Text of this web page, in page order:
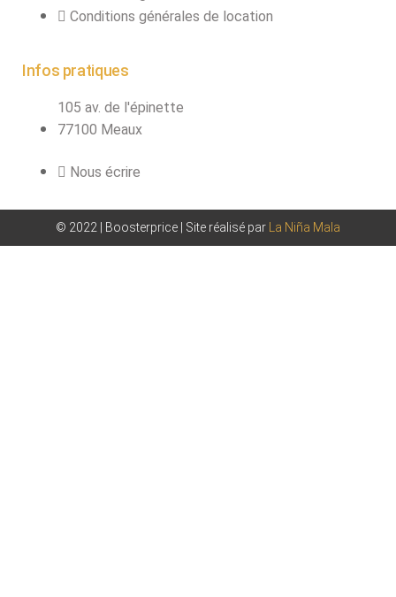
Conditions générales de location
Infos pratiques
105 av. de l'épinette
77100 Meaux
Nous écrire
© 2022 | Boosterprice | Site réalisé par La Niña Mala